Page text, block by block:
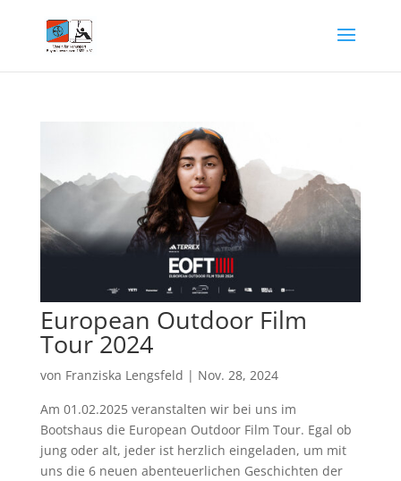
European Outdoor Film
Tour 2024
von Franziska Lengsfeld | Nov. 28, 2024
Am 01.02.2025 veranstalten wir bei uns im
Bootshaus die European Outdoor Film Tour. Egal ob
jung oder alt, jeder ist herzlich eingeladen, um mit
uns die 6 neuen abenteuerlichen Geschichten der